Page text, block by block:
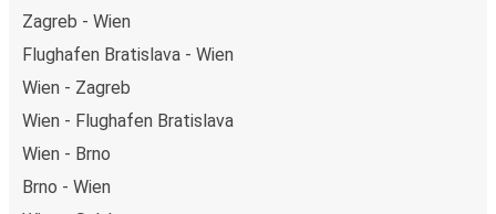
Zagreb - Wien
Flughafen Bratislava - Wien
Wien - Zagreb
Wien - Flughafen Bratislava
Wien - Brno
Brno - Wien